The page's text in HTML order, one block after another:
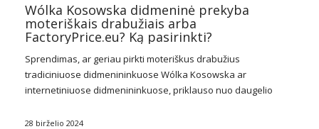
Wólka Kosowska didmeninė prekyba
moteriškais drabužiais arba
FactoryPrice.eu? Ką pasirinkti?
Sprendimas, ar geriau pirkti moteriškus drabužius
tradiciniuose didmenininkuose Wólka Kosowska ar
internetiniuose didmenininkuose, priklauso nuo daugelio
asmeniniai pageidavimai.
28 birželio 2024